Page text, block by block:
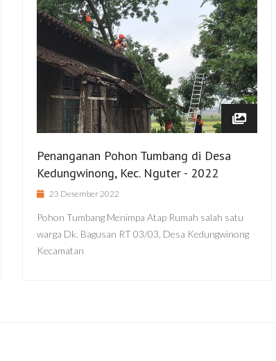
Penanganan Pohon Tumbang di Desa
Kedungwinong, Kec. Nguter - 2022
23 Desember 2022
Pohon Tumbang Menimpa Atap Rumah salah satu
warga Dk. Bagusan RT 03/03, Desa Kedungwinong
Kecamatan